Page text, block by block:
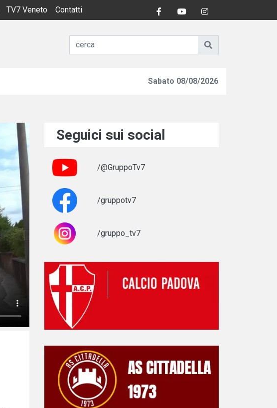
TV7 Veneto Contatti
Sabato 08/08/2026
Seguici sui social
/@GruppoTv7
/gruppotv7
/gruppo_tv7